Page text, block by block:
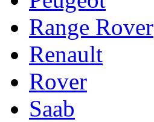
Range Rover
Renault
Rover
Saab